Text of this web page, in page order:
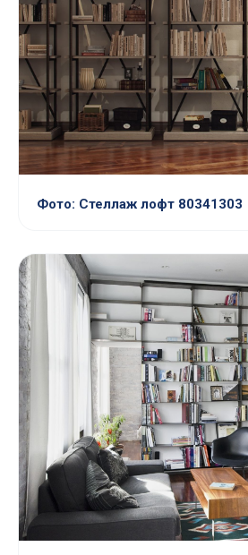
Фото: Стеллаж лофт 80341303